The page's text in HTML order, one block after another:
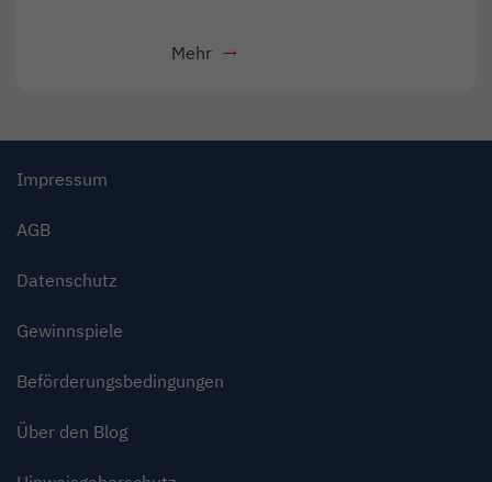
Mehr - Download als PDF
Link öffnet in neuem Fenster
Impressum
AGB
Datenschutz
Gewinnspiele
Beförderungsbedingungen
Über den Blog